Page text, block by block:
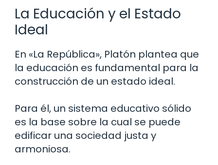
La Educación y el Estado
Ideal
En «La República», Platón plantea que
la educación es fundamental para la
construcción de un estado ideal.
Para él, un sistema educativo sólido
es la base sobre la cual se puede
edificar una sociedad justa y
armoniosa.